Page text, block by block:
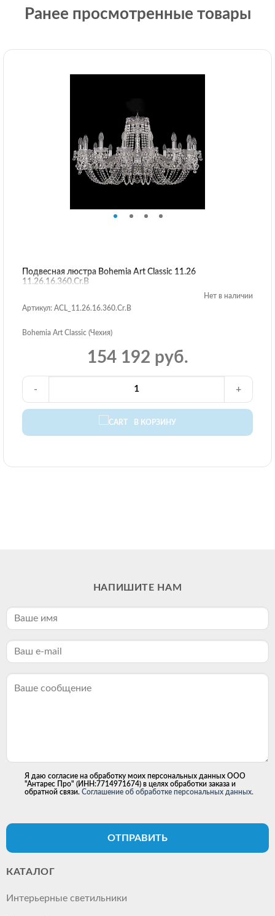
Ранее просмотренные товары
Подвесная люстра Bohemia Art Classic 11.26
11.26.16.360.Cr.B
Нет в наличии
Артикул: ACL_11.26.16.360.Cr.B
Bohemia Art Classic (Чехия)
154 192 руб.
В КОРЗИНУ
- +
НАПИШИТЕ НАМ
Я даю согласие на обработку моих персональных данных ООО
"Антарес Про" (ИНН:7714971674) в целях обработки заказа и
обратной связи. Соглашение об обработке персональных данных.
ОТПРАВИТЬ
КАТАЛОГ
Интерьерные светильники